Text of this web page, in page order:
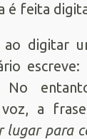
é feita
digitar
escreve:
a
lugar para